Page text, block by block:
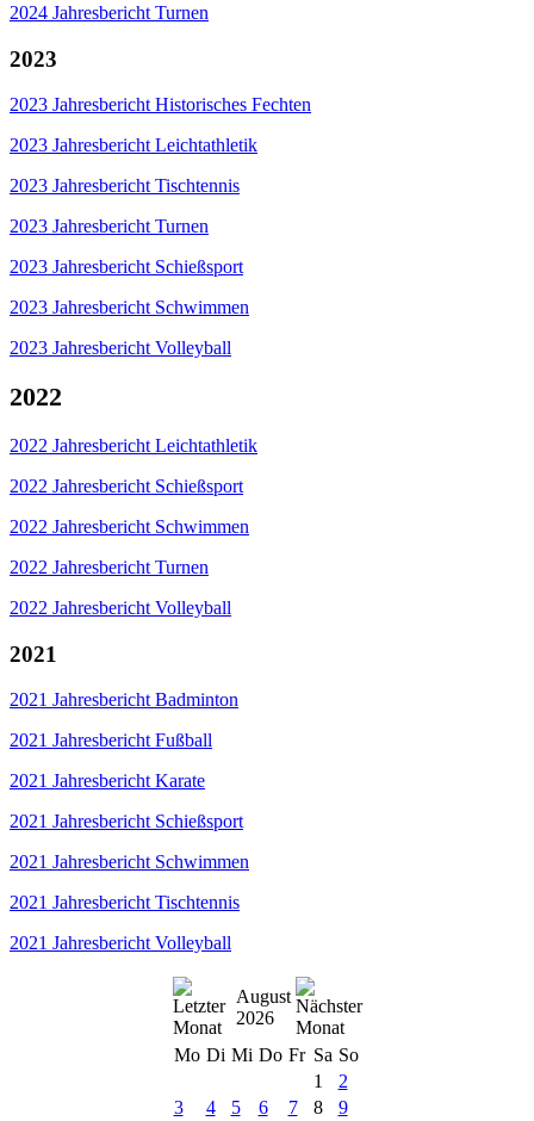
2024 Jahresbericht Turnen
2023
2023 Jahresbericht Historisches Fechten
2023 Jahresbericht Leichtathletik
2023 Jahresbericht Tischtennis
2023 Jahresbericht Turnen
2023 Jahresbericht Schießsport
2023 Jahresbericht Schwimmen
2023 Jahresbericht Volleyball
2022
2022 Jahresbericht Leichtathletik
2022 Jahresbericht Schießsport
2022 Jahresbericht Schwimmen
2022 Jahresbericht Turnen
2022 Jahresbericht Volleyball
2021
2021 Jahresbericht Badminton
2021 Jahresbericht Fußball
2021 Jahresbericht Karate
2021 Jahresbericht Schießsport
2021 Jahresbericht Schwimmen
2021 Jahresbericht Tischtennis
2021 Jahresbericht Volleyball
August
2026
Mo Di Mi Do Fr Sa So
1
2
3
4 5 6 7 8 9